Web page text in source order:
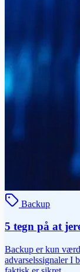
Backup
5 tegn på at
Backup er kun
advarselssignaler I